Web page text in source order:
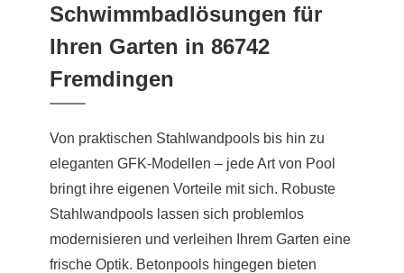
Schwimmbadlösungen für
Ihren Garten in 86742
Fremdingen
Von praktischen Stahlwandpools bis hin zu
eleganten GFK-Modellen – jede Art von Pool
bringt ihre eigenen Vorteile mit sich. Robuste
Stahlwandpools lassen sich problemlos
modernisieren und verleihen Ihrem Garten eine
frische Optik. Betonpools hingegen bieten